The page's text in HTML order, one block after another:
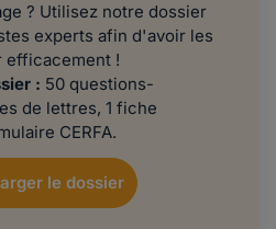
? Utilisez notre dossier
experts afin d'avoir les
efficacement !
: 50 questions-
de lettres, 1 fiche
CERFA.
le dossier